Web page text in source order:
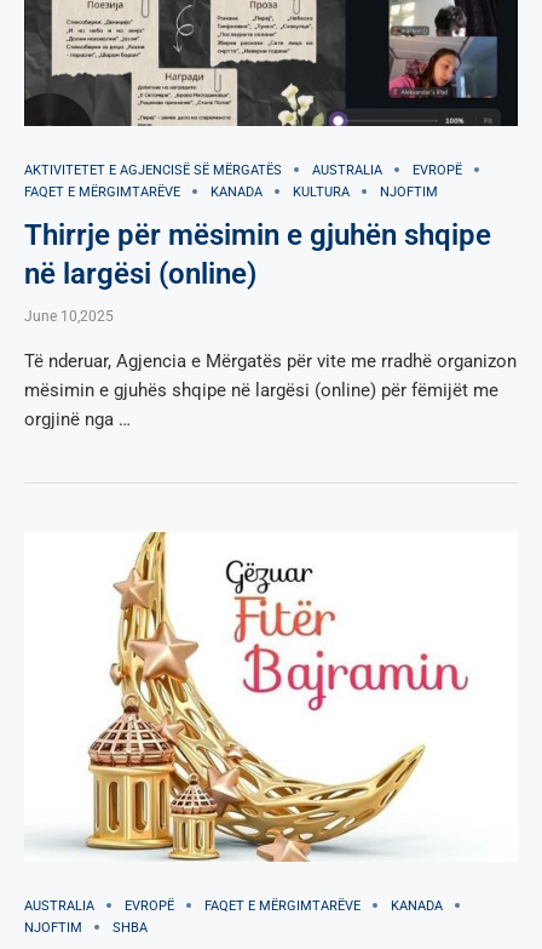
AKTIVITETET E AGJENCISË SË МËRGATËS AUSTRALIA
EVROPË
FAQET E MËRGIMTARËVE
KANADA KULTURA NJOFTIM
Thirrje për mësimin e gjuhën shqipe
në largësi (online)
June 10,2025
Të nderuar, Agjencia e Mërgatës për vite me rradhë organizon
mësimin e gjuhës shqipe në largësi (online) për fëmijët me
orgjinë nga …
AUSTRALIA EVROPË FAQET E MËRGIMTARËVE
KANADA
NJOFTIM
SHBA